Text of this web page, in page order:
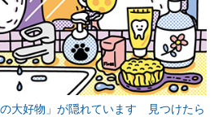
大好物」が隠れています 見つけたら